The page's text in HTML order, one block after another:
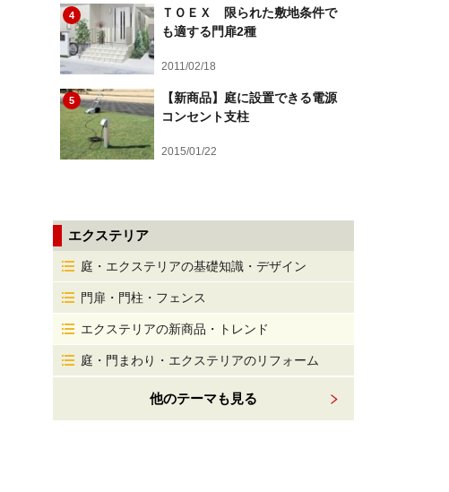
4
ＴＯＥＸ 限られた敷地条件で
も適する門扉2種
2011/02/18
5
【新商品】庭に設置できる電源
コンセント支柱
2015/01/22
エクステリア
庭・エクステリアの基礎知識・デザイン
門扉・門柱・フェンス
エクステリアの新商品・トレンド
庭・門まわり・エクステリアのリフォーム
他のテーマも見る